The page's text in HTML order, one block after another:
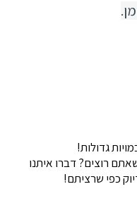
גדולות!
רוצים? דברו איתנו
כפי שרציתם!